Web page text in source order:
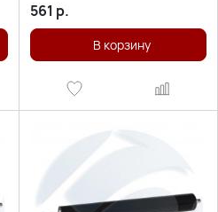
561 р.
В корзину